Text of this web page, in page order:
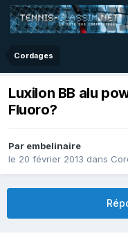
Cordages
Luxilon BB alu
Fluoro?
Par embelinaire
le 20 février 2013 dans